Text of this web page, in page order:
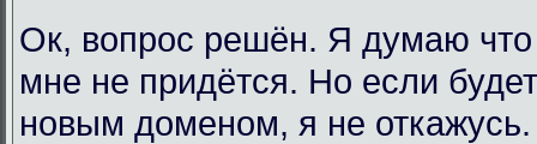
Ок, вопрос решён. Я думаю что
мне не придётся. Но если
новым доменом, я не откажусь.